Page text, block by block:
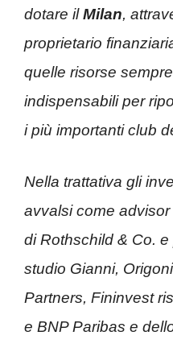
dotare ilMilan,
proprietario
quelle risorse
indispensabili per
i più importanti club
Nella trattativa gli
avvalsi come
di Rothschild & Co.
studio Gianni,
Partners, Fininvest
e BNP Paribas e